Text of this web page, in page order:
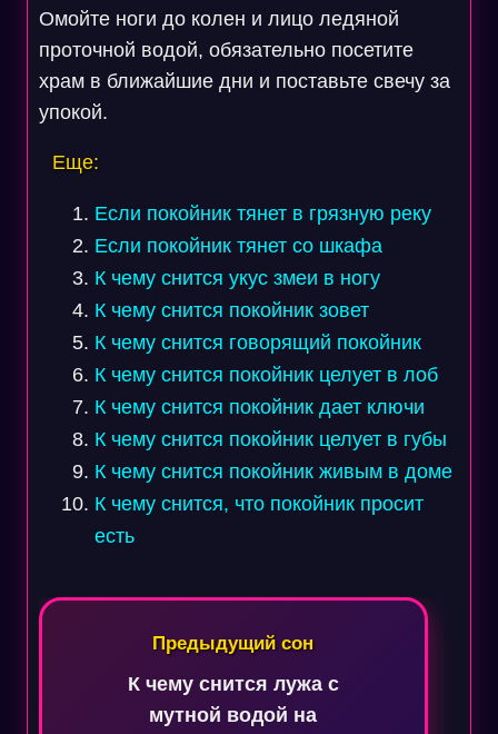
Омойте ноги до колен и лицо ледяной
проточной водой, обязательно посетите
храм в ближайшие дни и поставьте свечу за
упокой.
Еще:
Если покойник тянет в грязную реку
Если покойник тянет со шкафа
К чему снится укус змеи в ногу
К чему снится покойник зовет
К чему снится говорящий покойник
К чему снится покойник целует в лоб
К чему снится покойник дает ключи
К чему снится покойник целует в губы
К чему снится покойник живым в доме
К чему снится, что покойник просит
есть
Навигация
записям
Предыдущий сон
К чему снится лужа с
мутной водой на